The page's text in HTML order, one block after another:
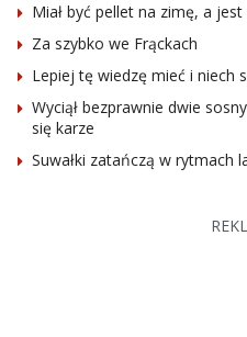
Miał być pellet na zimę, a
Za szybko we Frąckach
Lepiej tę wiedzę mieć i niech
Wyciął bezprawnie dwie
się karze
Suwałki zatańczą w rytmach